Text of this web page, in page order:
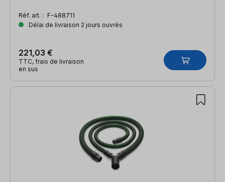
Réf. art. : F-488711
Délai de livraison 2 jours ouvrés
221,03 €
TTC, frais de livraison
en sus